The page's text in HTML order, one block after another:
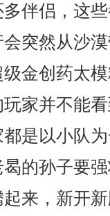
伴侣，这
突然从沙
金创药太
家并不能
是以小队
的孙子要
起来，新开